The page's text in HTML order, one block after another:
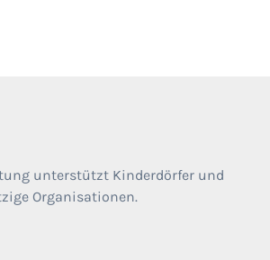
unterstützt Kinderdörfer und
Organisationen.